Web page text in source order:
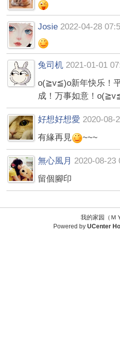
Josie 2022-04-28
兔司机 2021-01-01
o(≧v≦)o新年快乐！
成！万事如意！
好想好想愛 2020-08-
有緣再見
~~~
無心風月 2020-08-23
留個腳印
我的家园（
Powered by UCenter